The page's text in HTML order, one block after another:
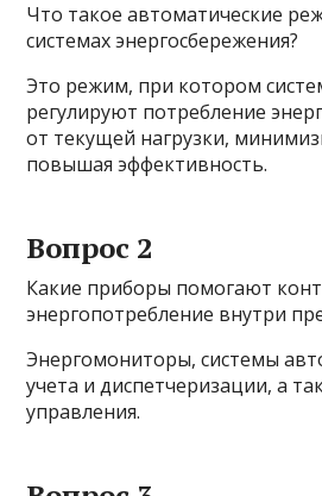
Что такое автоматические
системах энергосбережения?
Это режим, при котором
регулируют потребление
от текущей нагрузки,
повышая эффективность.
Вопрос 2
Какие приборы помогают
энергопотребление внутри
Энергомониторы, системы
учета и диспетчеризации, а
управления.